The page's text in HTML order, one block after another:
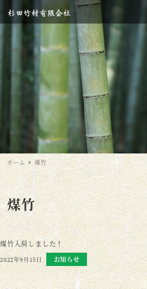
ホーム 煤竹
煤竹
煤竹入荷しました！
2022年9月15日 お知らせ